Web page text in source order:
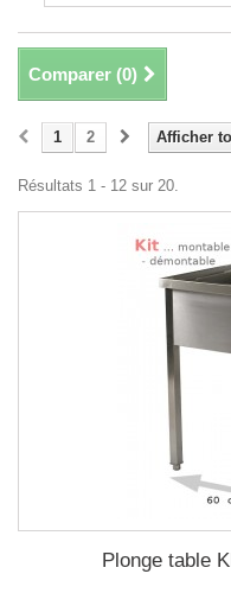
Comparer (0)
Afficher
1 2
Résultats 1 - 12 sur 20.
Plonge table